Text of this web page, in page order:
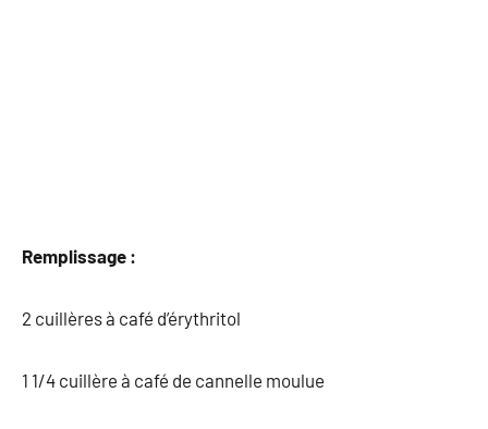
Remplissage :
2 cuillères à café d’érythritol
1 1/4 cuillère à café de cannelle moulue